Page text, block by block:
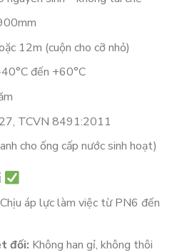
12m (cuộn cho cỡ nhỏ)
đến +60°C
TCVN 8491:2011
cho ống cấp nước sinh hoạt)
Chịu áp lực làm việc từ PN6 đến
đối: Không han gỉ, không thôi